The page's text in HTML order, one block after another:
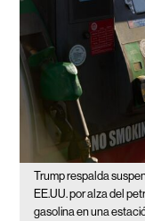
Trump respalda
EE.UU. por alza del
gasolina en una